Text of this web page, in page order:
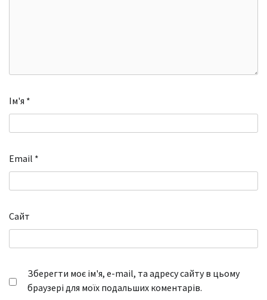
Ім'я *
Email *
Сайт
Зберегти моє ім'я, e-mail, та адресу сайту в цьому
браузері для моїх подальших коментарів.